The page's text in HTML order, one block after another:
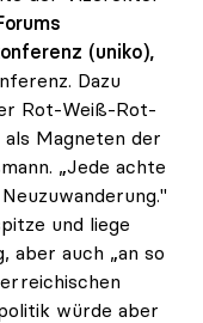
(uniko),
Dazu
Rot-Weiß-Rot-
als Magneten der
„Jede achte
und liege
aber auch „an so
würde aber